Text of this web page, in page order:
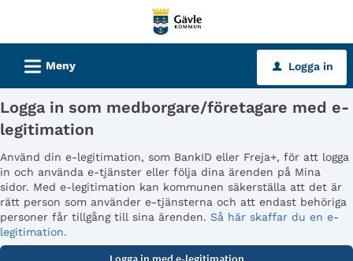
tjänster
Gävle
kommun
L Meny u Logga in
Logga in som medborgare/företagare med e-
legitimation
Använd din e-legitimation, som BankID eller Freja+, för att logga
in och använda e-tjänster eller följa dina ärenden på Mina
sidor. Med e-legitimation kan kommunen säkerställa att det är
rätt person som använder e-tjänsterna och att endast behöriga
personer får tillgång till sina ärenden. Så här skaffar du en e-
legitimation.